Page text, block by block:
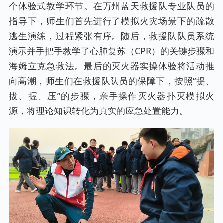
个体验式教学环节。在万州蓝天救援队专业队员的
指导下，师生们首先进行了模拟火灾场景下的疏散
逃生演练，过程紧张有序。随后，救援队队员系统
演示并手把手教学了心肺复苏（CPR）的关键步骤和
海姆立克急救法。最后的灭火器实操体验将活动推
向高潮，师生们在救援队队员的保障下，按照“提、
拔、握、压”的步骤，亲手操作灭火器扑灭模拟火
源，将理论知识转化为真实的应急处置能力。